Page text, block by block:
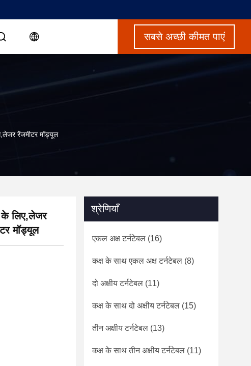
सबसे अच्छी कीमत पाएं
रेंजमीटर मॉड्यूल
के लिए,लेजर
मॉड्यूल
श्रेणियाँ
एकल अक्ष टर्नटेबल (16)
कक्ष के साथ एकल अक्ष टर्नटेबल (8)
दो अक्षीय टर्नटेबल (11)
कक्ष के साथ दो अक्षीय टर्नटेबल (15)
तीन अक्षीय टर्नटेबल (13)
कक्ष के साथ तीन अक्षीय टर्नटेबल (11)